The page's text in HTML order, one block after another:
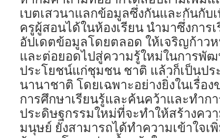
เบตเสวนาแลกข้อมูลซึ่งกันและกันกับ
ครูผู้สอนได้ในห้องเรียน นำมาซึ่งการ
อัปเดตข้อมูลโดยตลอด ให้เจริญก้าว
และต่อยอดไปสู่ความรู้ใหม่ในการพั
ประโยชน์แก่ชุมชน ชาติ แล้วก็เป็นปร
นานาชาติ โดยเฉพาะอย่างยิ่งในเรื่อ
การศึกษาเรียนรู้และค้นคว้าและทำก
ประดิษฐกรรมใหม่ที่จะทำให้สร้างคว
มนุษย์ ยังสามารถได้ทำความเข้าใจเ